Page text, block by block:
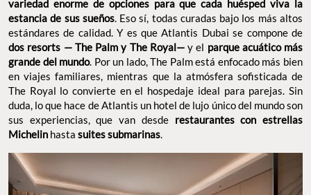
altos estándares de calidad. Y es que Atlantis Dubai se compone
dedos resorts — The Palm y The Royal—y elparque
acuático más grande del mundo. Por un lado, The Palm está
enfocado más bien en viajes familiares, mientras que la
atmósfera sofisticada de The Royal lo convierte en el hospedaje
ideal para parejas. Sin duda, lo que hace de Atlantis un hotel de
lujo único del mundo son sus experiencias, que van desde
restaurantes con estrellas Michelin hastasuites submarinas.